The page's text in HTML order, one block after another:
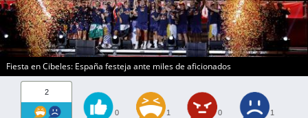
Fiesta en Cibeles: España festeja ante miles de aficionados
2
0 1 0 1